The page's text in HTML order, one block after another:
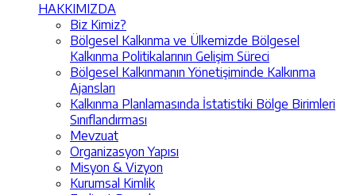
HAKKIMIZDA
Biz Kimiz?
Bölgesel Kalkınma ve Ülkemizde Bölgesel
Kalkınma Politikalarının Gelişim Süreci
Bölgesel Kalkınmanın Yönetişiminde Kalkınma
Ajansları
Kalkınma Planlamasında İstatistiki Bölge Birimleri
Sınıflandırması
Mevzuat
Organizasyon Yapısı
Misyon & Vizyon
Kurumsal Kimlik